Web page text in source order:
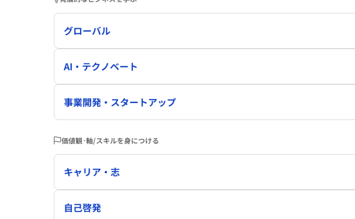
グローバル
AI・テクノベート
事業開発・スタートアップ
価値観･軸/スキルを身につける
キャリア・志
自己啓発